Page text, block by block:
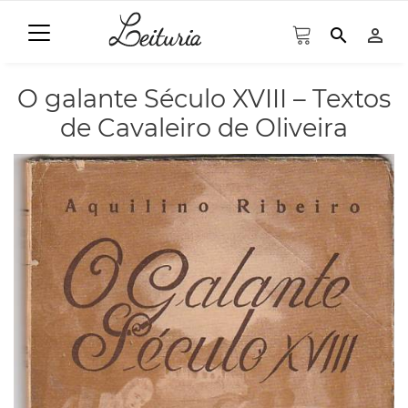
search person_outline
O galante Século XVIII – Textos
de Cavaleiro de Oliveira